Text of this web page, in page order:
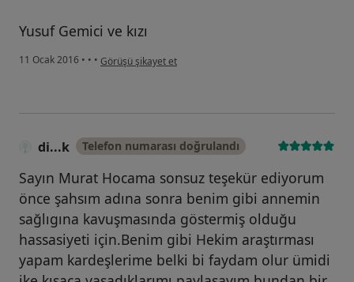
Yusuf Gemici ve kızı
11 Ocak 2016 • • • kullanıcının görüşüne göre be...ç
Görüşü şikayet et
di...k Telefon numarası doğrulandı
Sayın Murat Hocama sonsuz teşekür ediyorum
önce şahsım adına sonra benim gibi annemin
sağlıgına kavuşmasında göstermiş olduğu
hassasiyeti için.Benim gibi Hekim araştırması
yapam kardeşlerime belki bi faydam olur ümidi